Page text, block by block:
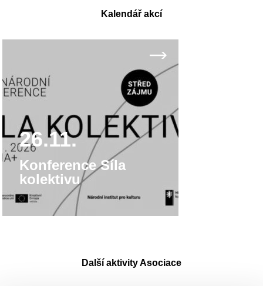
Kalendář akcí
26.11.
Konference Síla
kolektivu
Další aktivity Asociace